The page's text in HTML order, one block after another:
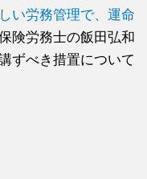
い労務管理で、運命
険労務士の飯田弘和
ずべき措置について